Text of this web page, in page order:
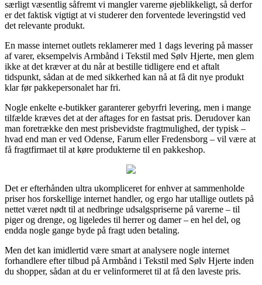
særligt væsentlig såfremt vi mangler varerne øjeblikkeligt, så derfor
er det faktisk vigtigt at vi studerer den forventede leveringstid ved
det relevante produkt.
En masse internet outlets reklamerer med 1 dags levering på masser
af varer, eksempelvis Armbånd i Tekstil med Sølv Hjerte, men glem
ikke at det kræver at du når at bestille tidligere end et aftalt
tidspunkt, sådan at de med sikkerhed kan nå at få dit nye produkt
klar før pakkepersonalet har fri.
Nogle enkelte e-butikker garanterer gebyrfri levering, men i mange
tilfælde kræves det at der aftages for en fastsat pris. Derudover kan
man foretrække den mest prisbevidste fragtmulighed, der typisk –
hvad end man er ved Odense, Farum eller Fredensborg – vil være at
få fragtfirmaet til at køre produkterne til en pakkeshop.
Det er efterhånden ultra ukompliceret for enhver at sammenholde
priser hos forskellige internet handler, og ergo har utallige outlets på
nettet været nødt til at nedbringe udsalgspriserne på varerne – til
piger og drenge, og ligeledes til herrer og damer – en hel del, og
endda nogle gange byde på fragt uden betaling.
Men det kan imidlertid være smart at analysere nogle internet
forhandlere efter tilbud på Armbånd i Tekstil med Sølv Hjerte inden
du shopper, sådan at du er velinformeret til at få den laveste pris.